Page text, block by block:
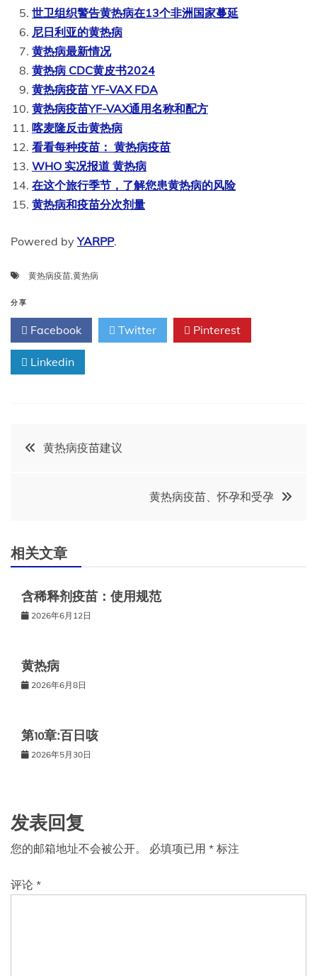
世卫组织警告黄热病在13个非洲国家蔓延
尼日利亚的黄热病
黄热病最新情况
黄热病 CDC黄皮书2024
黄热病疫苗 YF-VAX FDA
黄热病疫苗YF-VAX通用名称和配方
喀麦隆反击黄热病
看看每种疫苗： 黄热病疫苗
WHO 实况报道 黄热病
在这个旅行季节，了解您患黄热病的风险
黄热病和疫苗分次剂量
Powered byYARPP.
黄热病疫苗,黄热病
分享
Facebook Twitter Pinterest
Linkedin
文
航
黄热病疫苗建议
黄热病疫苗、怀孕和受孕
相关文章
含稀释剂疫苗：使用规范
2026年6月12日
黄热病
2026年6月8日
第10章:百日咳
2026年5月30日
发表回复
您的邮箱地址不会被公开。 必填项已用 * 标注
评论 *